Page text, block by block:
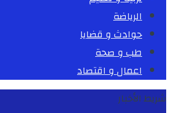
الرياضة
حوادث و قضايا
طب و صحة
اعمال و اقتصاد
شريط الأخبار